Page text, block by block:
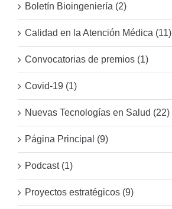
Boletín Bioingeniería (2)
Calidad en la Atención Médica (11)
Convocatorias de premios (1)
Covid-19 (1)
Nuevas Tecnologías en Salud (22)
Página Principal (9)
Podcast (1)
Proyectos estratégicos (9)